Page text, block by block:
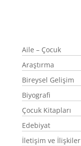
Aile – Çocuk
Araştırma
Bireysel Gelişim
Biyografi
Çocuk Kitapları
Edebiyat
İletişim ve İlişkiler